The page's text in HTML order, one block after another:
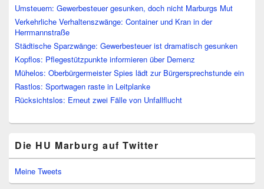
Umsteuern: Gewerbesteuer gesunken, doch nicht Marburgs Mut
Verkehrliche Verhaltenszwänge: Container und Kran in der
Herrmannstraße
Städtische Sparzwänge: Gewerbesteuer ist dramatisch gesunken
Kopflos: Pflegestützpunkte informieren über Demenz
Mühelos: Oberbürgermeister Spies lädt zur Bürgersprechstunde ein
Rastlos: Sportwagen raste in Leitplanke
Rücksichtslos: Erneut zwei Fälle von Unfallflucht
Die HU Marburg auf Twitter
Meine Tweets